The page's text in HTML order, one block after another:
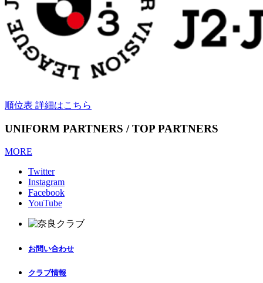
順位表 詳細はこちら
UNIFORM PARTNERS / TOP PARTNERS
MORE
Twitter
Instagram
Facebook
YouTube
お問い合わせ
クラブ情報